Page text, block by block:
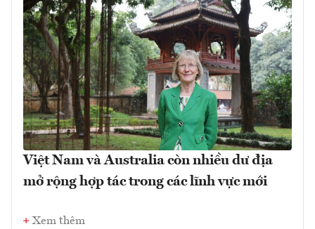
Việt Nam và Australia còn nhiều dư địa
mở rộng hợp tác trong các lĩnh vực mới
Xem thêm